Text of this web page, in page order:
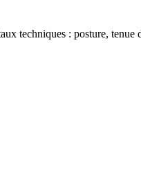
techniques : posture,